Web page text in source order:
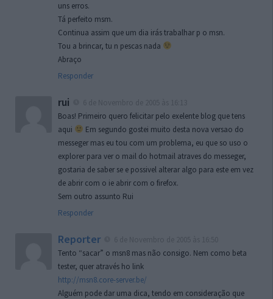
uns erros.
Tá perfeito msm.
Continua assim que um dia irás trabalhar p o msn.
Tou a brincar, tu n pescas nada
Abraço
Responder
rui
Boas! Primeiro quero felicitar pelo exelente blog que tens
aqui
Em segundo gostei muito desta nova versao do
messeger mas eu tou com um problema, eu que so uso o
explorer para ver o mail do hotmail atraves do messeger,
gostaria de saber se e possivel alterar algo para este em vez
de abrir com o ie abrir com o firefox.
Sem outro assunto Rui
Responder
Reporter
Tento “sacar” o msn8 mas não consigo. Nem como beta
tester, quer através ho link
http://msn8.core-server.be/
Alguém pode dar uma dica, tendo em consideração que